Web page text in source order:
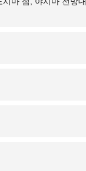
세계적으로 유명한
게 사랑받는 가성
를 알차게 둘러보실